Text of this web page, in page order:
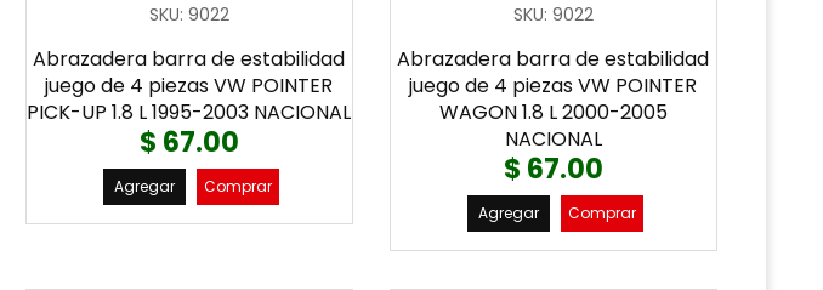
SKU: 9022
Abrazadera barra de estabilidad
juego de 4 piezas VW POINTER
PICK-UP 1.8 L 1995-2003 NACIONAL
$ 67.00
Agregar Comprar
SKU: 9022
Abrazadera barra de estabilidad
juego de 4 piezas VW POINTER
WAGON 1.8 L 2000-2005
NACIONAL
$ 67.00
Agregar Comprar